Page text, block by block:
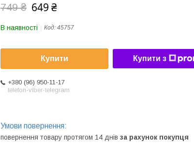
749 ₴ 649 ₴
В наявності Код: 45757
Купити Купити з
+380 (96) 950-11-17
telefon-viber-telegram
повернення товару протягом 14 днів за рахунок покупця